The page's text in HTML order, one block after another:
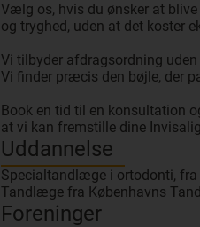
Vælg os, hvis du ønsker at
og tryghed, uden at det koster
Vi tilbyder afdragsordning
Vi finder præcis den bøjle, der
Book en tid til en konsultation
Uddannelse
Specialtandlæge i ortodonti,
Tandlæge fra Københavns
Foreninger